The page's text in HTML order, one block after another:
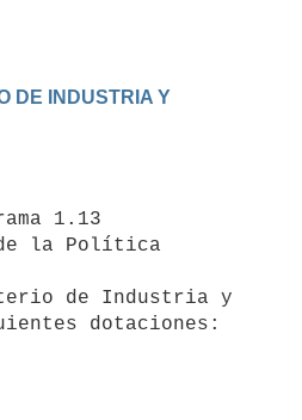
DE INDUSTRIA Y
1.13
la Política
de Industria y
dotaciones: